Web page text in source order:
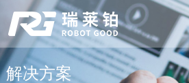
解决方案